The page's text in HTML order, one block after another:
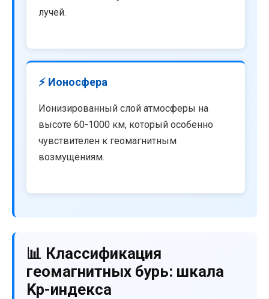
лучей.
⚡ Ионосфера
Ионизированный слой атмосферы на
высоте 60-1000 км, который особенно
чувствителен к геомагнитным
возмущениям.
📊 Классификация
геомагнитных бурь: шкала
Kp-индекса